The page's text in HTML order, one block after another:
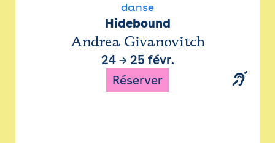
danse
Hidebound
Andrea Givanovitch
24→ 25 févr.
Réserver